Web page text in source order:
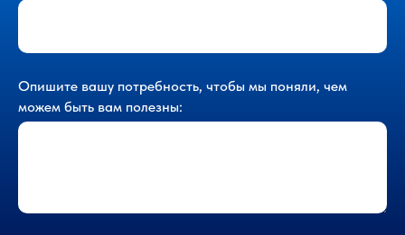
Опишите вашу потребность, чтобы мы поняли, чем
можем быть вам полезны: